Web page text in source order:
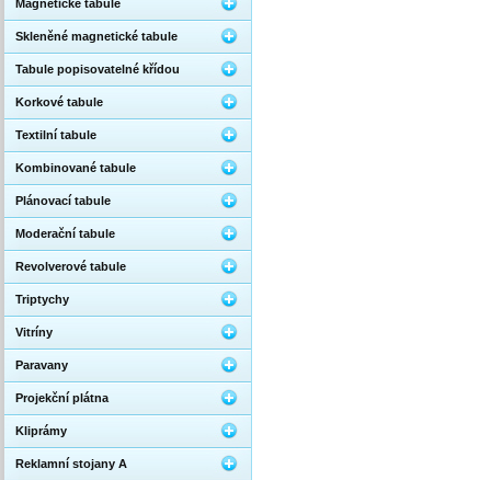
Magnetické tabule
Skleněné magnetické tabule
Tabule popisovatelné křídou
Korkové tabule
Textilní tabule
Kombinované tabule
Plánovací tabule
Moderační tabule
Revolverové tabule
Triptychy
Vitríny
Paravany
Projekční plátna
Kliprámy
Reklamní stojany A